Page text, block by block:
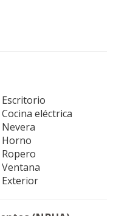
Escritorio
Cocina eléctrica
Nevera
Horno
Ropero
Ventana
Exterior